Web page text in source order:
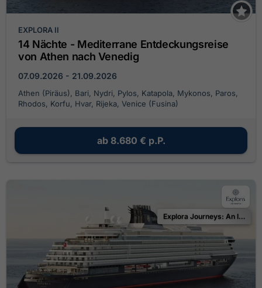
EXPLORA II
14 Nächte - Mediterrane Entdeckungsreise
von Athen nach Venedig
07.09.2026 - 21.09.2026
Athen (Piräus), Bari, Nydri, Pylos, Katapola, Mykonos, Paros,
Rhodos, Korfu, Hvar, Rijeka, Venice (Fusina)
ab 8.680 € p.P.
Explora Journeys: An Invitation to the Ocean